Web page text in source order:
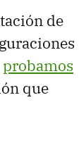
de
probamos
que